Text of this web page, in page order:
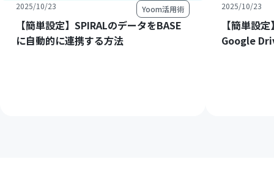
2025/10/23 Yoom活用術
【簡単設定】SPIRALのデータをBASE
に自動的に連携する方法
2025/10/23
【簡単設
Google